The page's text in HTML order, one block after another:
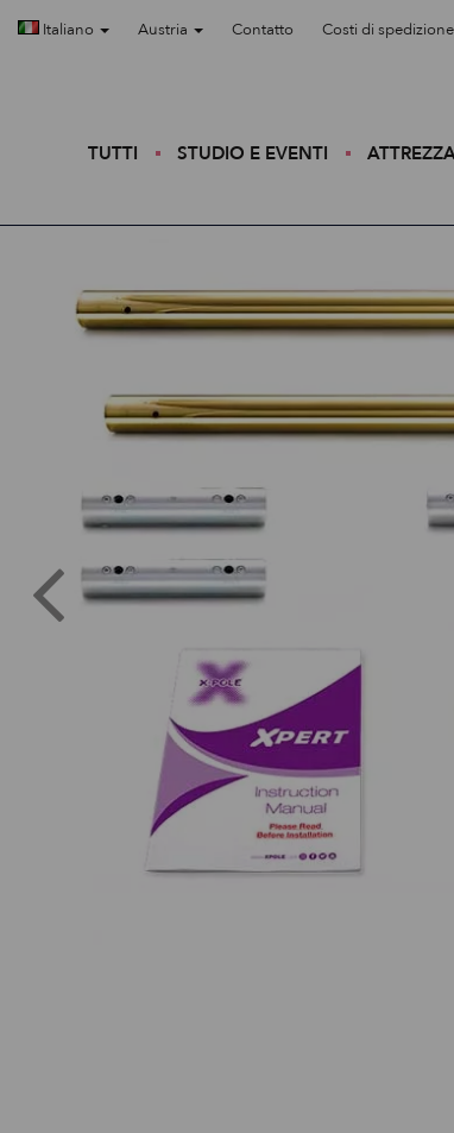
Italiano Austria Contatto Costi di spedizione
TUTTI STUDIO E EVENTI